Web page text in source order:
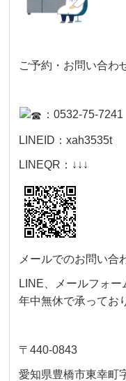
ご予約・お問い合わ
：0532-75-7241
LINEID：xah3535t
LINEQR：↓↓↓
メールでのお問い合
LINE、メールフォ
年中無休で承ってお
〒440-0843
愛知県豊橋市東幸町